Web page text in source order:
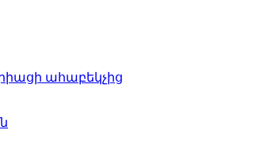
ահաբեկչից